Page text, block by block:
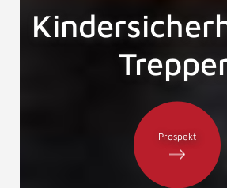
Prospekt